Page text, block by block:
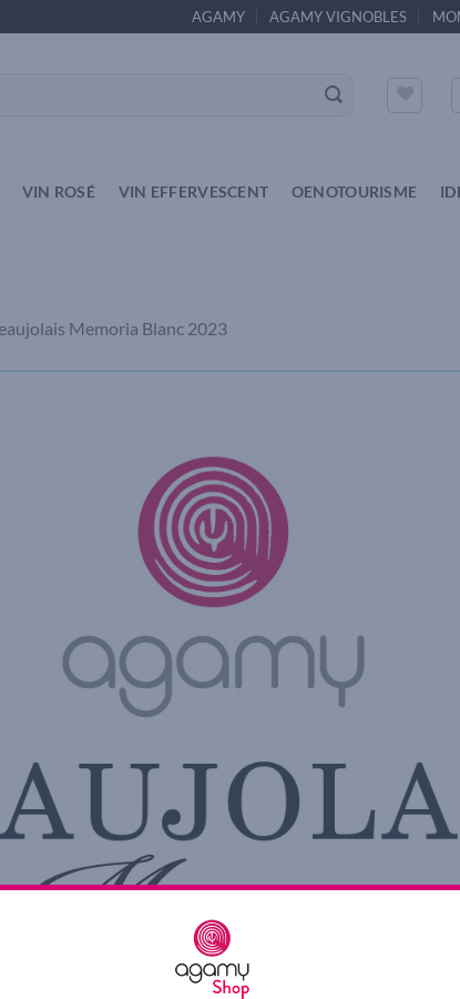
AGAMY AGAMY VIGNOBLES
VIN ROSÉ VIN EFFERVESCENT OENOTOURISME
Memoria Blanc 2023